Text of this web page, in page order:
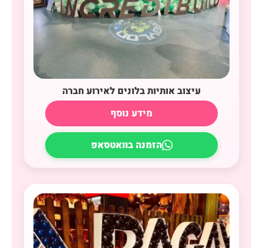
עיצוב אותיות בלונים לאירוע חברה
מידע נוסף
הזמנה בוואטסאפ